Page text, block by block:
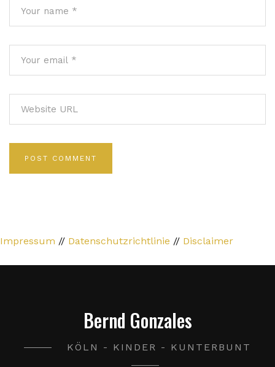
Impressum // Datenschutzrichtlinie // Disclaimer
Bernd Gonzales
KÖLN - KINDER - KUNTERBUNT